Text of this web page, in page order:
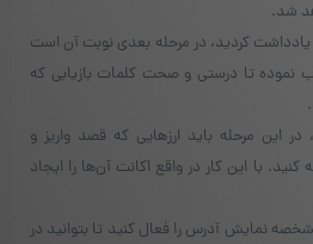
شد.
یادداشت کردید، در مرحله بعدی نوبت آن است
نموده تا درستی و صحت کلمات بازیابی که
در این مرحله باید ارزهایی که قصد واریز و
با این کار در واقع اکانت آن‌ها را ایجاد
نمایش آدرس را فعال کنید تا بتوانید در